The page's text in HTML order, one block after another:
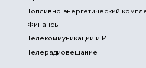
Топливно-энергетический
Финансы
Телекоммуникации и ИТ
Телерадиовещание